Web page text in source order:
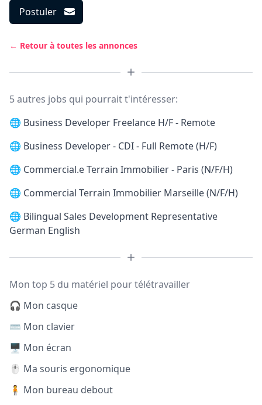
Postuler
← Retour à toutes les annonces
5 autres jobs qui pourrait t'intéresser:
🌐 Business Developer Freelance H/F - Remote
🌐 Business Developer - CDI - Full Remote (H/F)
🌐 Commercial.e Terrain Immobilier - Paris (N/F/H)
🌐 Commercial Terrain Immobilier Marseille (N/F/H)
🌐 Bilingual Sales Development Representative
German English
Mon top 5 du matériel pour télétravailler
🎧 Mon casque
⌨️ Mon clavier
🖥️ Mon écran
🖱️ Ma souris ergonomique
🧍 Mon bureau debout